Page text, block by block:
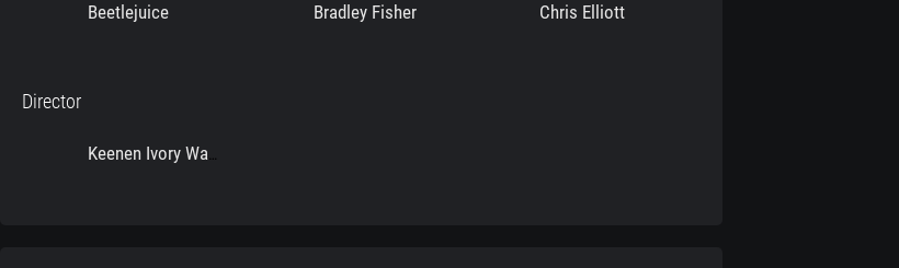
Beetlejuice Bradley Fisher Chris Elliott
Director